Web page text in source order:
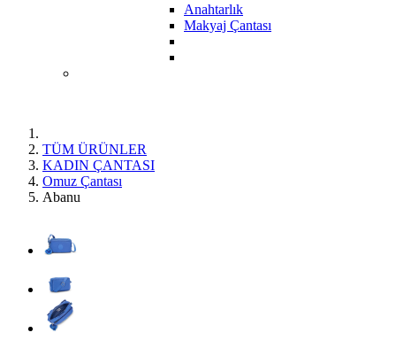
Anahtarlık
Makyaj Çantası
TÜM ÜRÜNLER
KADIN ÇANTASI
Omuz Çantası
Abanu